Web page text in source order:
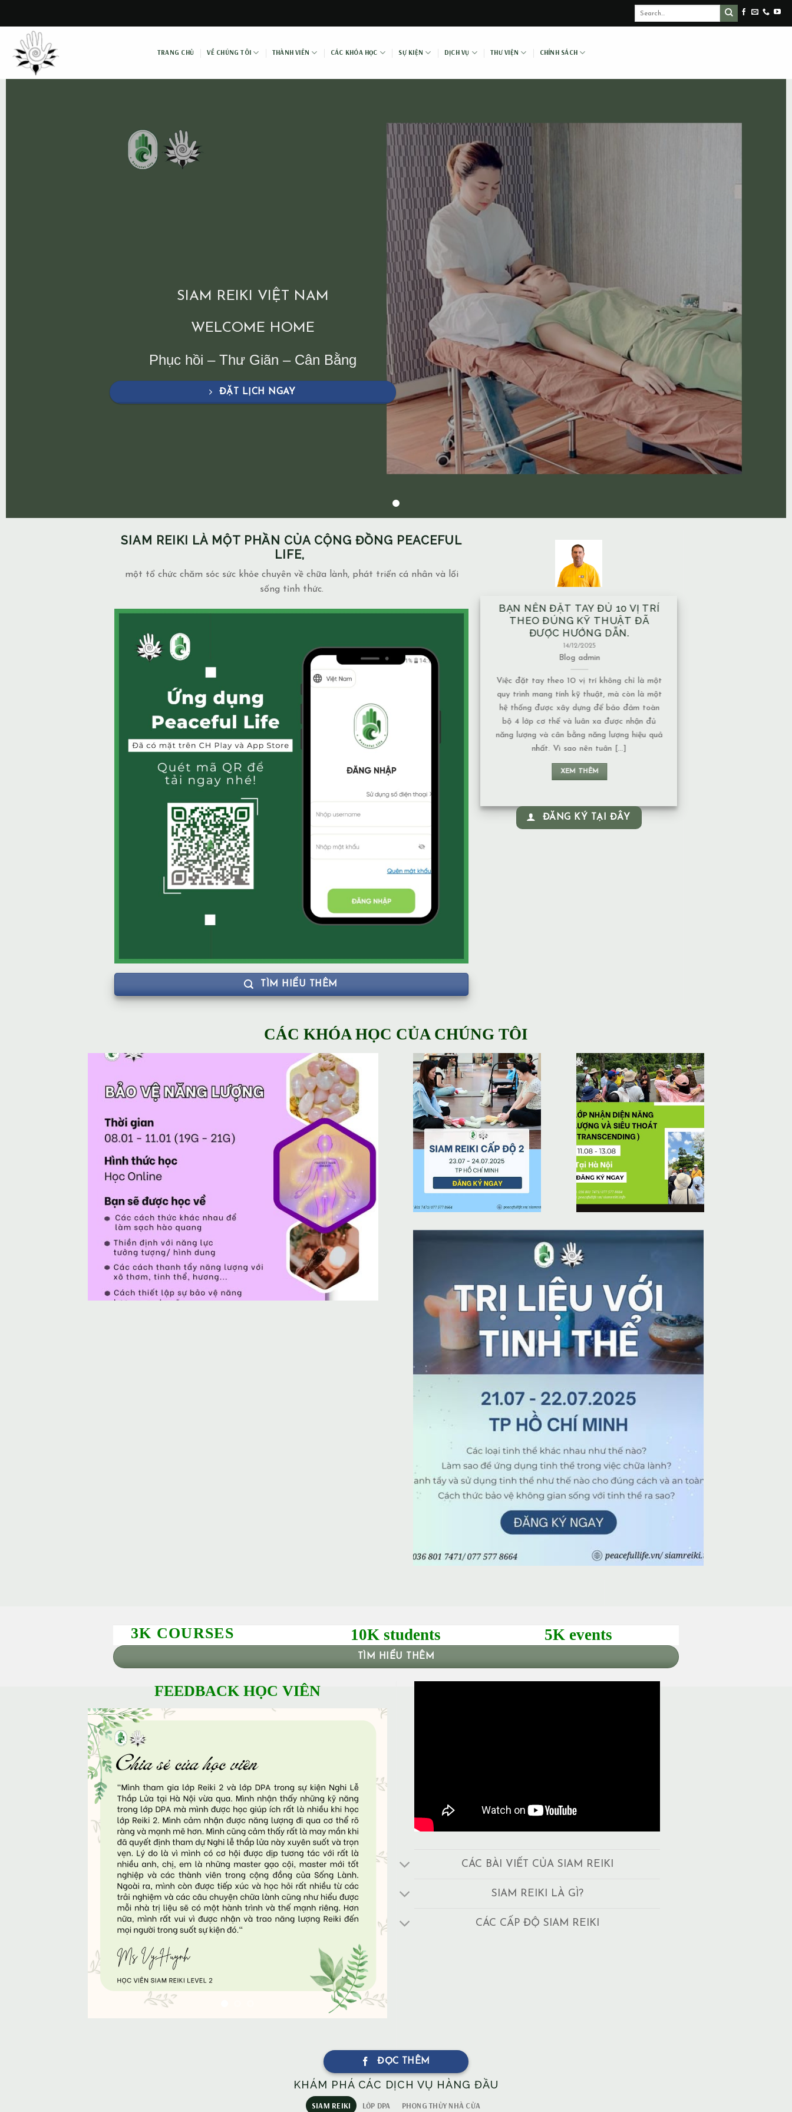
content
TRANG CHỦ VỀ CHÚNG TÔI THÀNH VIÊN CÁC KHÓA HỌC SỰ KIỆN DỊCH VỤ THƯ VIỆN CHÍNH SÁCH
SIAM REIKI VIỆT NAM
WELCOME HOME
Phục hồi – Thư Giãn – Cân Bằng
ĐẶT LỊCH NGAY
SIAM REIKI LÀ MỘT PHẦN CỦA CỘNG ĐỒNG PEACEFUL
LIFE,
một tổ chức chăm sóc sức khỏe chuyên về chữa lành, phát triển cá nhân và lối
sống tỉnh thức.
TÌM HIỂU THÊM
BẠN NÊN ĐẶT TAY ĐỦ 10 VỊ TRÍ
14/12/2025
Blog admin
Việc đặt tay theo 10 vị trí không chỉ là một
quy trình mang tính kỹ thuật, mà còn là một
hệ thống được xây dựng để bảo đảm toàn
bộ 4 lớp cơ thể và luân xa được nhận đủ
năng lượng và cân bằng năng lượng hiệu quả
nhất. Vì sao nên tuân [...]
XEM THÊM
NHÀ XÂY TRÊN MẠCH NƯỚC
NGẦM CÓ ẢNH HƯỞNG GÌ VỀ
MẶT NĂNG LƯỢNG KHÔNG?
13/12/2025
Blogadmin
Mạch nước ngầm có nhiều dạng khác nhau,
và mức độ ảnh hưởng về năng lượng cũng
phụ thuộc vào tính chất của nguồn nước: 1.
Nước chảy hay nước đọng – Nếu là nước
chảy, năng lượng thường chuyển động liên
tục nên không tạo ra ứ đọng. – Nếu là nước
đọng, lâu [...]
ĐĂNG KÝ TẠI ĐÂY
CÁC KHÓA HỌC CỦA CHÚNG TÔI
3K COURSES 10K students 5K events
TÌM HIỂU THÊM
FEEDBACK HỌC VIÊN
CÁC BÀI VIẾT CỦA SIAM REIKI
SIAM REIKI LÀ GÌ?
CÁC CẤP ĐỘ SIAM REIKI
ĐỌC THÊM
KHÁM PHÁ CÁC DỊCH VỤ HÀNG ĐẦU
SIAM REIKI